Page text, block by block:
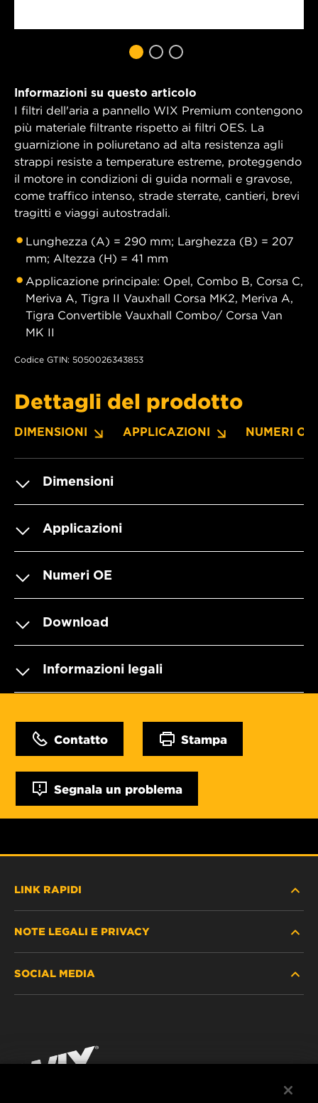
Informazioni su questo articolo
I filtri dell'aria a pannello WIX Premium contengono
più materiale filtrante rispetto ai filtri OES. La
guarnizione in poliuretano ad alta resistenza agli
strappi resiste a temperature estreme, proteggendo
il motore in condizioni di guida normali e gravose,
come traffico intenso, strade sterrate, cantieri, brevi
tragitti e viaggi autostradali.
Lunghezza (A) = 290 mm; Larghezza (B) = 207
mm; Altezza (H) = 41 mm
Applicazione principale: Opel, Combo B, Corsa C,
Meriva A, Tigra II Vauxhall Corsa MK2, Meriva A,
Tigra Convertible Vauxhall Combo/ Corsa Van
MK II
Codice GTIN: 5050026343853
Dettagli del prodotto
DIMENSIONI APPLICAZIONI NUMERI OE
Dimensioni
Applicazioni
Numeri OE
Download
Informazioni legali
Contatto Stampa
Segnala un problema
LINK RAPIDI
DOVE ACQUISTARE
CONTATTACI
NOTE LEGALI E PRIVACY
IMPRESSUM
SOCIAL MEDIA
YouTube